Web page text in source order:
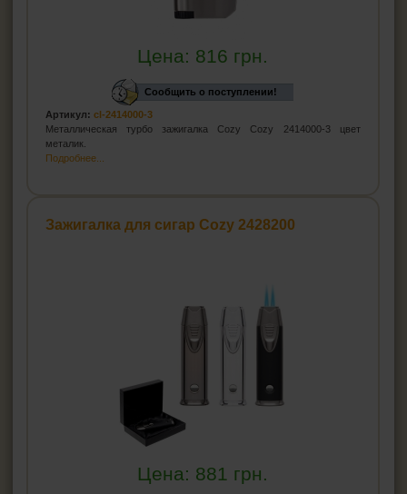
Цена: 816 грн.
Сообщить о поступлении!
Артикул: cl-2414000-3
Металлическая турбо зажигалка Cozy Cozy 2414000-3 цвет
металик.
Подробнее...
Зажигалка для сигар Cozy 2428200
Цена: 881 грн.